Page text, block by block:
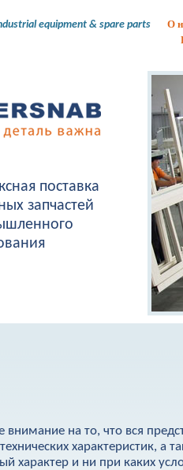
equipment & spare parts
поставка
запчастей
О
на то, что вся
характеристик, а
характер и ни при каких